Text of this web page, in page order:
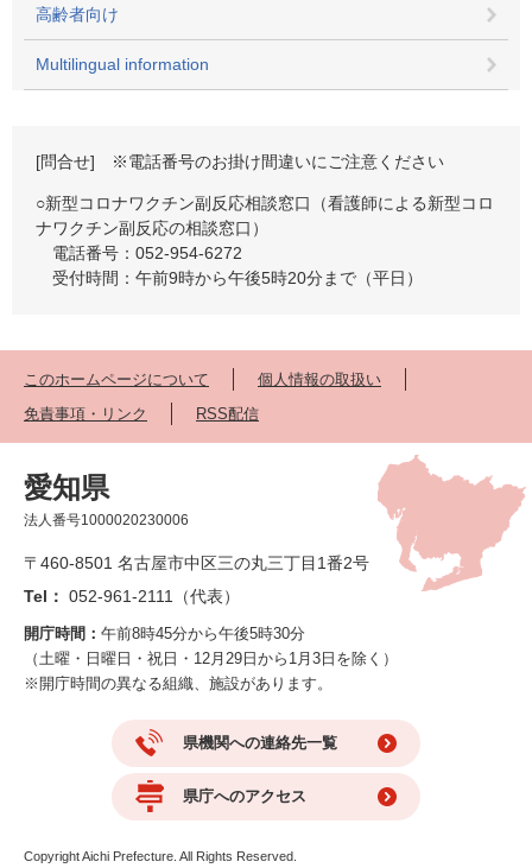
高齢者向け
Multilingual information
[問合せ] ※電話番号のお掛け間違いにご注意ください
○新型コロナワクチン副反応相談窓口（看護師による新型コロ
ナワクチン副反応の相談窓口）
電話番号：052-954-6272
受付時間：午前9時から午後5時20分まで（平日）
このホームページについて
個人情報の取扱い
免責事項・リンク
RSS配信
愛知県
法人番号1000020230006
〒460-8501 名古屋市中区三の丸三丁目1番2号
Tel： 052-961-2111（代表）
開庁時間： 午前8時45分から午後5時30分
（土曜・日曜日・祝日・12月29日から1月3日を除く）
※開庁時間の異なる組織、施設があります。
県機関への連絡先一覧
県庁へのアクセス
Copyright Aichi Prefecture. All Rights Reserved.